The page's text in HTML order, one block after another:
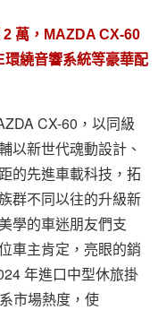
萬，MAZDA CX-60
繞音響系統等豪華配
CX-60，以同級
以新世代魂動設計、
的先進車載科技，拓
群不同以往的升級新
學的車迷朋友們支
車主肯定，亮眼的銷
年進口中型休旅掛
市場熱度，使